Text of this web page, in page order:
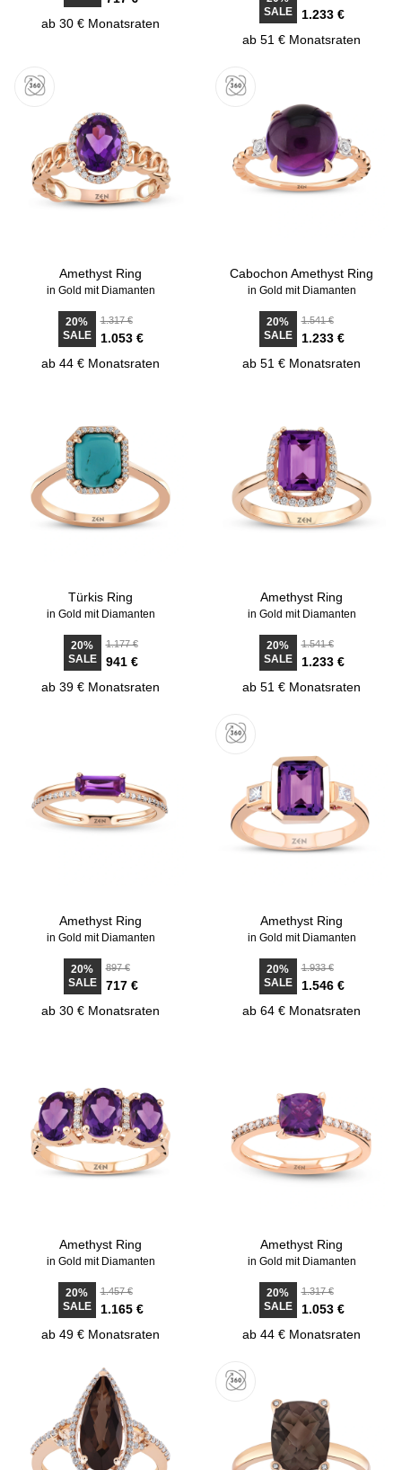
ab 30 € Monatsraten
SALE
1.233 €
ab 51 € Monatsraten
Amethyst Ring
in Gold mit Diamanten
20%
SALE
1.317 €
1.053 €
ab 44 € Monatsraten
Cabochon Amethyst Ring
in Gold mit Diamanten
20%
SALE
1.541 €
1.233 €
ab 51 € Monatsraten
Türkis Ring
in Gold mit Diamanten
20%
SALE
1.177 €
941 €
ab 39 € Monatsraten
Amethyst Ring
in Gold mit Diamanten
20%
SALE
1.541 €
1.233 €
ab 51 € Monatsraten
Amethyst Ring
in Gold mit Diamanten
20%
SALE
897 €
717 €
ab 30 € Monatsraten
Amethyst Ring
in Gold mit Diamanten
20%
SALE
1.933 €
1.546 €
ab 64 € Monatsraten
Amethyst Ring
in Gold mit Diamanten
20%
SALE
1.457 €
1.165 €
ab 49 € Monatsraten
Amethyst Ring
in Gold mit Diamanten
20%
SALE
1.317 €
1.053 €
ab 44 € Monatsraten